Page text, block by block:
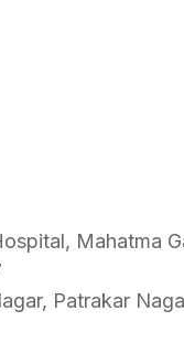
Mahatma
Patrakar